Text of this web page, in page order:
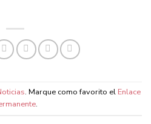
. Marque como favorito el Enlace
.